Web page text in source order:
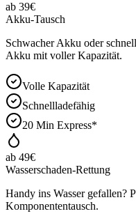
ab 39€
Akku-Tausch
Schwacher Akku oder
Akku mit voller Kapazität.
Volle Kapazität
Schnellladefähig
20 Min Express*
ab 49€
Wasserschaden-Rettung
Handy ins Wasser gefallen?
Komponententausch.